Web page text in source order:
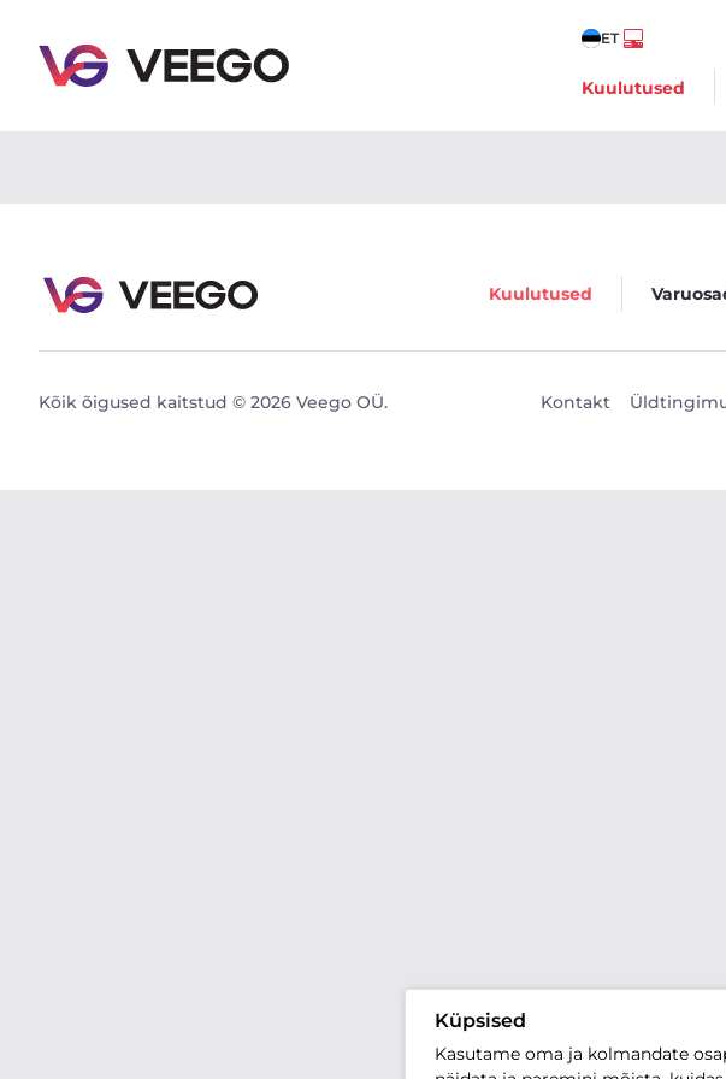
ET
Kuulutused
Küpsised
Kasutame oma ja kolmandate
Kuulutused
Kõik õigused kaitstud © 2026 Veego OÜ. Kontakt